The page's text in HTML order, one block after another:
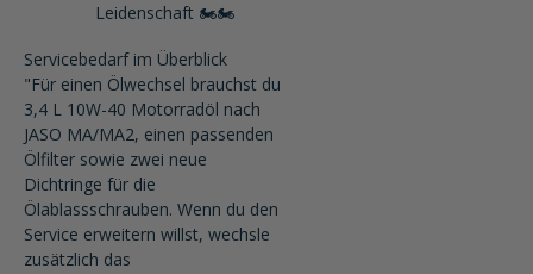
Leidenschaft 🏍️🏍️
Servicebedarf im Überblick
"Für einen Ölwechsel brauchst du
3,4 L 10W-40 Motorradöl nach
JASO MA/MA2, einen passenden
Ölfilter sowie zwei neue
Dichtringe für die
Ölablassschrauben. Wenn du den
Service erweitern willst, wechsle
zusätzlich das